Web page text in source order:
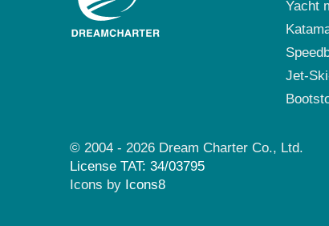
Yacht
Jet-
© 2004 - 2026 Dream Charter Co., Ltd.
License TAT: 34/03795
Icons by Icons8